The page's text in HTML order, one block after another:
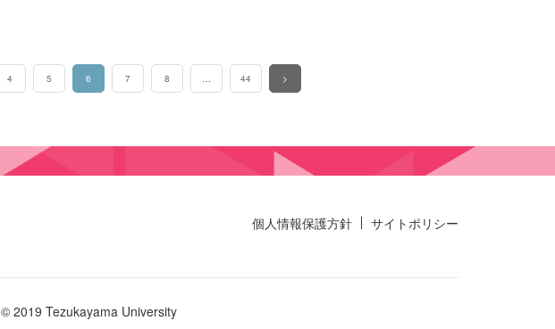
4 5 6
（このページ）
7 8 44 >
個人情報保護方針 サイトポリシー
© 2019 Tezukayama University